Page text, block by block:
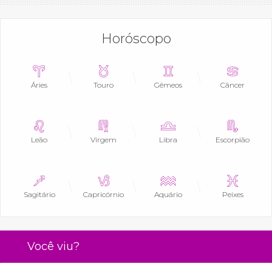
Horóscopo
Áries Touro Gêmeos Câncer
Leão Virgem Libra Escorpião
Sagitário Capricórnio Aquário Peixes
Você viu?